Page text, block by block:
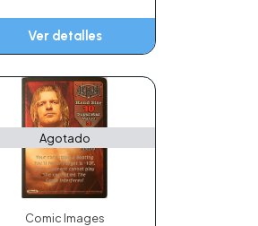
Ver detalles
Agotado
Comic Images